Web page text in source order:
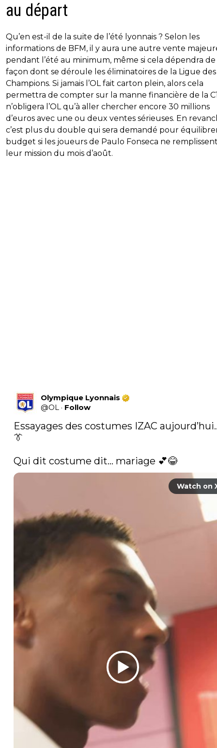
au départ
Qu’en est-il de la suite de l’été lyonnais ? Selon les
informations de BFM, il y aura une autre vente
pendant l’été au minimum, même si cela dépendra de
façon dont se déroule les éliminatoires de la Ligue des
Champions. Si jamais l’OL fait carton plein, alors cela
permettra de compter sur la manne financière de la
n’obligera l’OL qu’à aller chercher encore 30 millions
d’euros avec une ou deux ventes sérieuses. En
c’est plus du double qui sera demandé pour
budget si les joueurs de Paulo Fonseca ne
leur mission du mois d’août.
Olympique Lyonnais
@OL · Follow
Essayages des costumes IZAC
👔
Qui dit costume dit… mariage 💕😂
Watch on